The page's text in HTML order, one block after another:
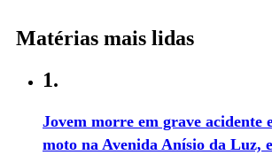
Matérias mais lidas
1.
Jovem morre em grave acidente
moto na Avenida Anísio da Luz,